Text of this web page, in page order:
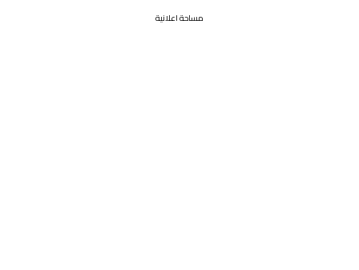
مساحة اعلانية